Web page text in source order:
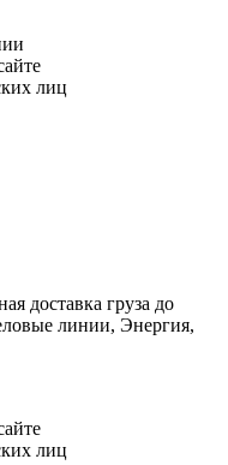
лиц
доставка груза до
линии, Энергия,
лиц